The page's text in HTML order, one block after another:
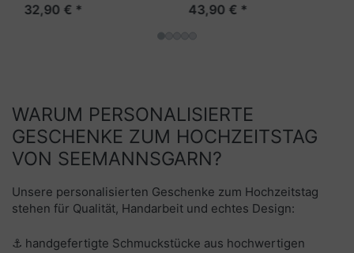
32,90 € * 43,90 € *
WARUM PERSONALISIERTE
GESCHENKE ZUM HOCHZEITSTAG
VON SEEMANNSGARN?
Unsere personalisierten Geschenke zum Hochzeitstag
stehen für Qualität, Handarbeit und echtes Design:
⚓ handgefertigte Schmuckstücke aus hochwertigen